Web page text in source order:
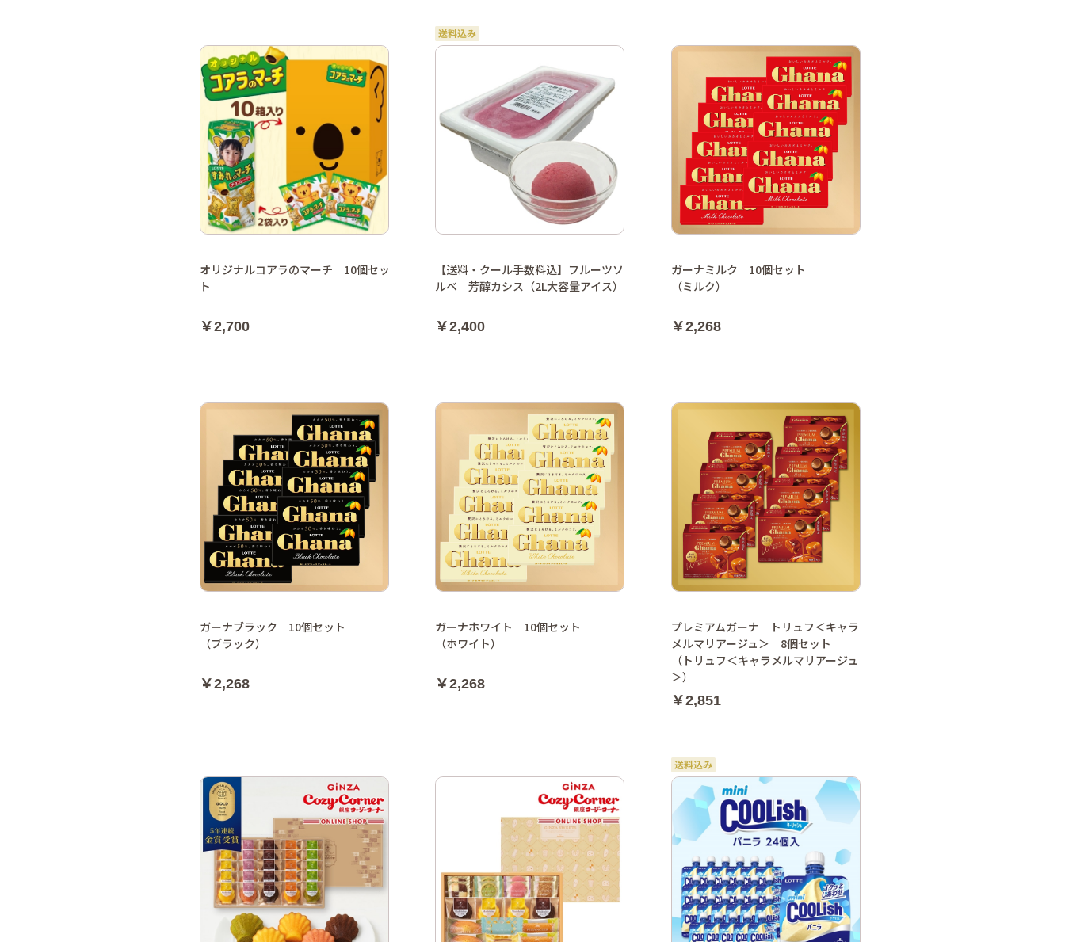
オリジナルコアラのマーチ 10個セッ
ト
￥2,700
【送料・クール手数料込】フルーツソ
ルベ 芳醇カシス（2L大容量アイス）
￥2,400
ガーナミルク 10個セット
（ミルク）
￥2,268
ガーナブラック 10個セット
（ブラック）
￥2,268
ガーナホワイト 10個セット
（ホワイト）
￥2,268
プレミアムガーナ トリュフ＜キャラ
メルマリアージュ＞ 8個セット
（トリュフ＜キャラメルマリアージュ
＞）
￥2,851